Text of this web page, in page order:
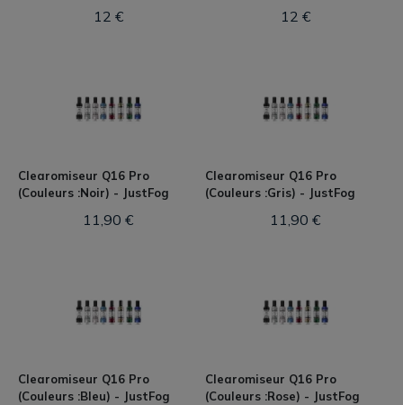
12 € 12 €
Clearomiseur Q16 Pro
(Couleurs :Noir) - JustFog
11,90 €
Clearomiseur Q16 Pro
(Couleurs :Gris) - JustFog
11,90 €
Clearomiseur Q16 Pro
(Couleurs :Bleu) - JustFog
Clearomiseur Q16 Pro
(Couleurs :Rose) - JustFog